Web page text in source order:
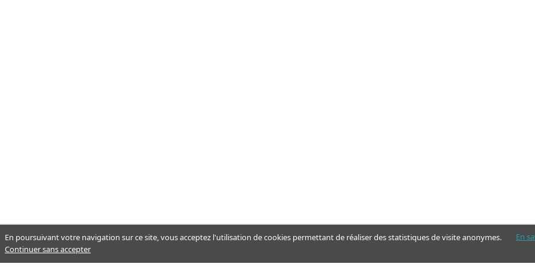
En poursuivant votre navigation sur ce site, vous acceptez l'utilisation de cookies permettant de réaliser des statistiques de visite anonymes. En
Continuer sans accepter